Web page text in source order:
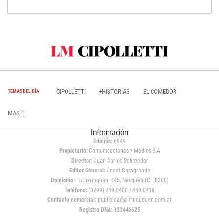
TEMAS DEL DÍA CIPOLLETTI +HISTORIAS EL COMEDOR
MAS E
Información
Edición: 6949
Propietario:Comunicaciones y Medios S.A
Director: Juan Carlos Schroeder
Editor General:Ángel Casagrande
Domicilio:Fotheringham 445, Neuquén (CP 8300)
Teléfono: (0299) 449 0400 / 449 0410
Contacto comercial: publicidad@lmneuquen.com.ar
Registro DNA: 123442625